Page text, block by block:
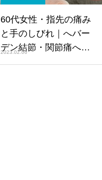
60代女性・指先の痛み
と手のしびれ｜へバー
デン結節・関節痛への
2023.02.06